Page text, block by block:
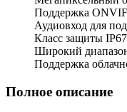
Поддержка
Аудиовход для
Класс защиты IP67
Широкий
Поддержка
Полное описание